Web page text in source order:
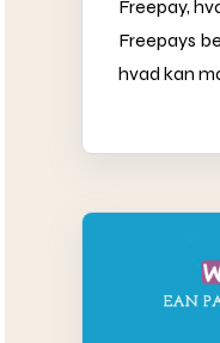
Freepay,
Freepays
hvad kan